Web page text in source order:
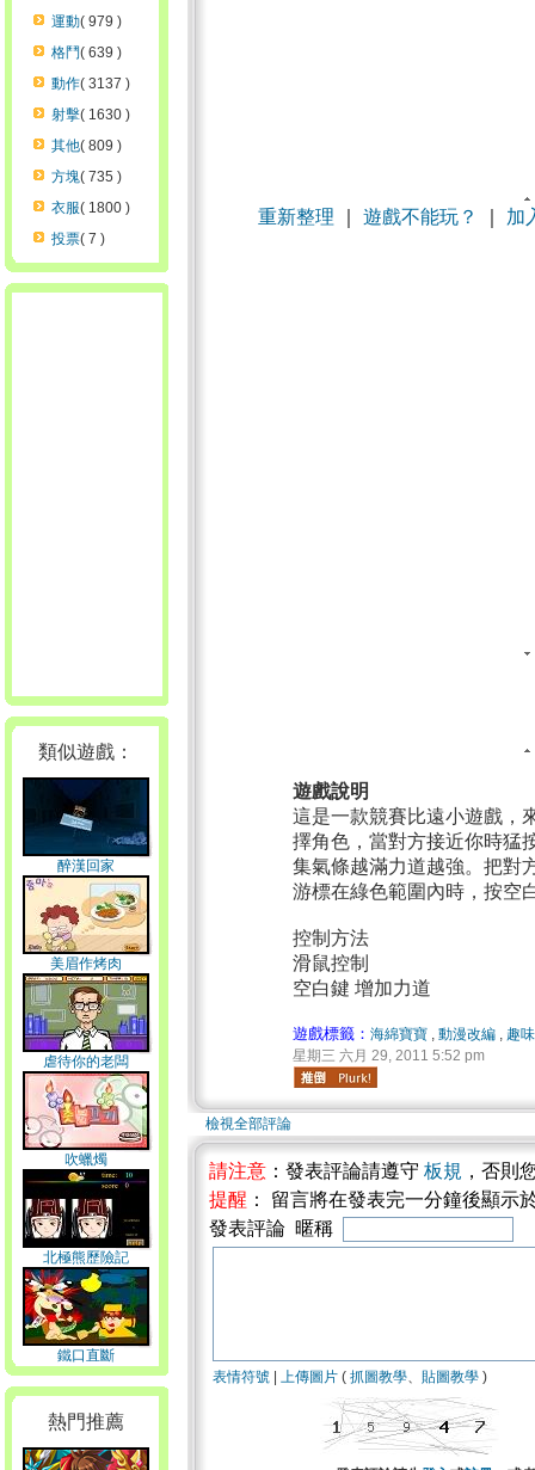
運動( 979 )
格鬥( 639 )
動作( 3137 )
射擊( 1630 )
其他( 809 )
方塊( 735 )
衣服( 1800 )
投票( 7 )
類似遊戲：
醉漢回家
美眉作烤肉
虐待你的老闆
吹蠟燭
北極熊歷險記
鐵口直斷
熱門推薦
重新整理 遊戲不能玩？ 加
遊戲說明
這是一款競賽比遠小遊戲，
擇角色，當對方接近你時猛
集氣條越滿力道越強。把對
游標在綠色範圍內時，按空
控制方法
滑鼠控制
空白鍵 增加力道
遊戲標籤：海綿寶寶 ,動漫改編 , 趣味
星期三 六月 29, 2011 5:52 pm
檢視全部評論
請注意 ：發表評論請遵守 板規 ，否則
提醒 ： 留言將在發表完一分鐘後顯示
發表評論 暱稱
表情符號 上傳圖片 ( 抓圖教學、 貼圖教學 )